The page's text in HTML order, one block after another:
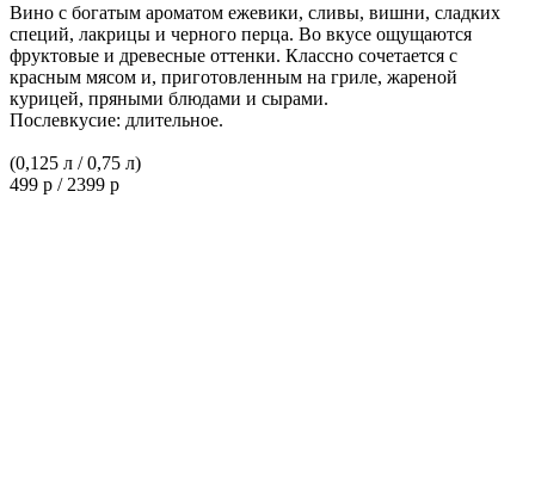
Вино с богатым ароматом ежевики, сливы, вишни, сладких
специй, лакрицы и черного перца. Во вкусе ощущаются
фруктовые и древесные оттенки. Классно сочетается с
красным мясом и, приготовленным на гриле, жареной
курицей, пряными блюдами и сырами.
Послевкусие: длительное.
(0,125 л / 0,75 л)
499 р / 2399 р